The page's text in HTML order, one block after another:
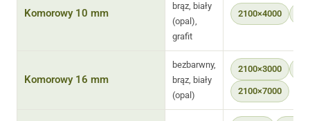
Komorowy 10 mm
brąz, biały
(opal),
grafit
2100×4000
Komorowy 16 mm
bezbarwny,
brąz, biały
(opal)
2100×3000
2100×7000